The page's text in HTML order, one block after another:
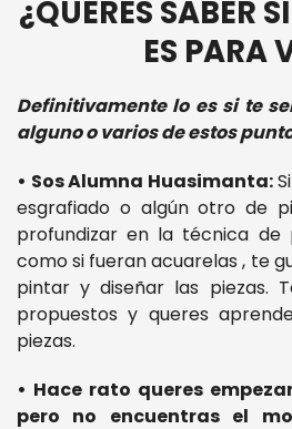
¿QUERES SABER
ES PARA
Definitivamente lo es si te
alguno o varios de estos
• Sos Alumna Huasimanta:
esgrafiado o algún otro de
profundizar en la técnica de
como si fueran acuarelas , te
pintar y diseñar las piezas.
propuestos y queres
piezas.
• Hace rato queres
pero no encuentras el